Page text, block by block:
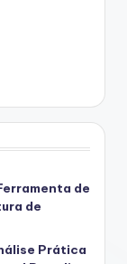
de
de
Prática